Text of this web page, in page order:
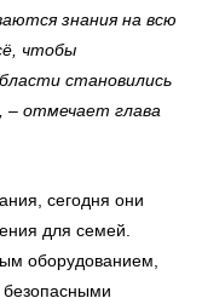
знания на всю
чтобы
становились
– отмечает глава
сегодня они
для семей.
оборудованием,